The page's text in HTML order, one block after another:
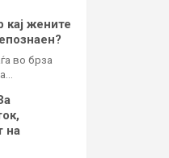
жените
во брза
на